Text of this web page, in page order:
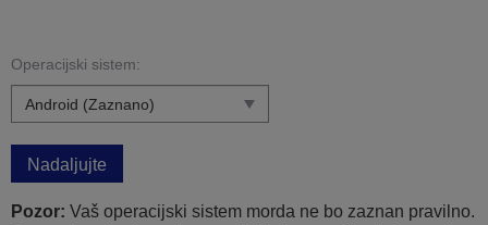
Operacijski sistem:
Nadaljujte
Pozor: Vaš operacijski sistem morda ne bo zaznan pravilno.